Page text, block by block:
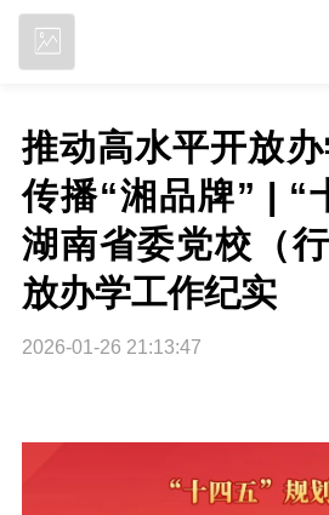
推动高水平开放
传播“湘品牌” | “
湖南省委党校（
放办学工作纪实
2026-01-26 21:13:47